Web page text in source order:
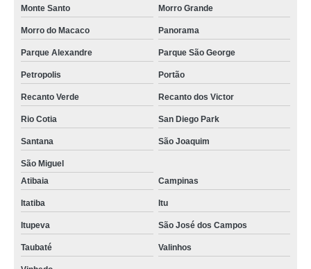
Monte Santo Morro Grande
Morro do Macaco Panorama
Parque Alexandre Parque São George
Petropolis Portão
Recanto Verde Recanto dos Victor
Rio Cotia San Diego Park
Santana São Joaquim
São Miguel
Atibaia
Campinas
Itatiba Itu
Itupeva São José dos Campos
Taubaté Valinhos